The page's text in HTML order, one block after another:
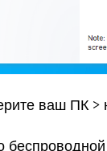
ваш ПК >